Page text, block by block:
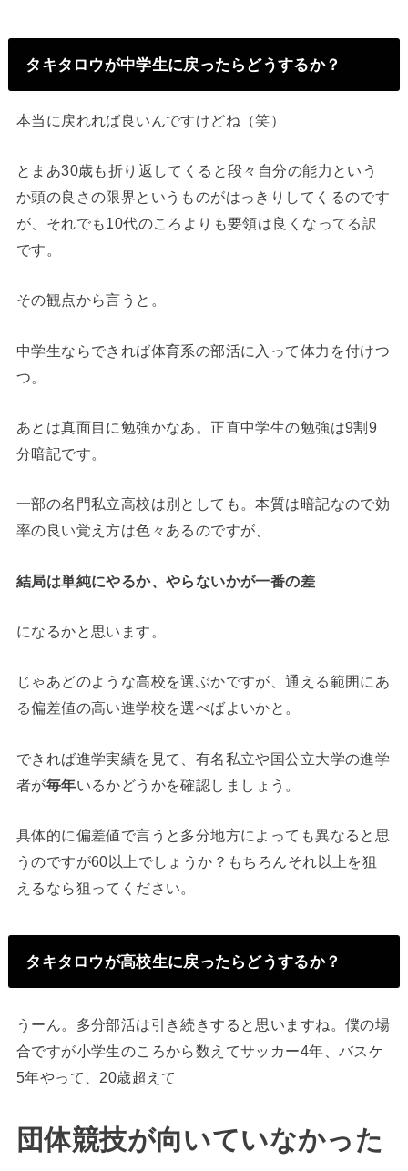
タキタロウが中学生に戻ったらどうするか？
本当に戻れれば良いんですけどね（笑）
とまあ30歳も折り返してくると段々自分の能力という
か頭の良さの限界というものがはっきりしてくるのです
が、それでも10代のころよりも要領は良くなってる訳
です。
その観点から言うと。
中学生ならできれば体育系の部活に入って体力を付けつ
つ。
あとは真面目に勉強かなあ。正直中学生の勉強は9割9
分暗記です。
一部の名門私立高校は別としても。本質は暗記なので効
率の良い覚え方は色々あるのですが、
結局は単純にやるか、やらないかが一番の差
になるかと思います。
じゃあどのような高校を選ぶかですが、通える範囲にあ
る偏差値の高い進学校を選べばよいかと。
できれば進学実績を見て、有名私立や国公立大学の進学
者が毎年いるかどうかを確認しましょう。
具体的に偏差値で言うと多分地方によっても異なると思
うのですが60以上でしょうか？もちろんそれ以上を狙
えるなら狙ってください。
タキタロウが高校生に戻ったらどうするか？
うーん。多分部活は引き続きすると思いますね。僕の場
合ですが小学生のころから数えてサッカー4年、バスケ
5年やって、20歳超えて
団体競技が向いていなかった